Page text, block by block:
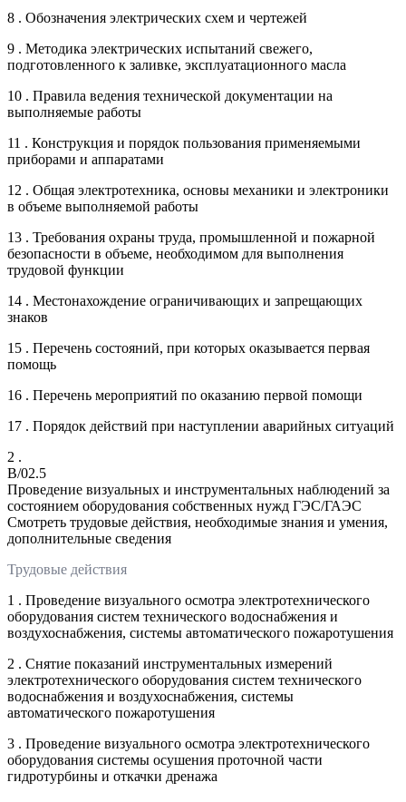
8 . Обозначения электрических схем и чертежей
9 . Методика электрических испытаний свежего,
подготовленного к заливке, эксплуатационного масла
10 . Правила ведения технической документации на
выполняемые работы
11 . Конструкция и порядок пользования применяемыми
приборами и аппаратами
12 . Общая электротехника, основы механики и электроники
в объеме выполняемой работы
13 . Требования охраны труда, промышленной и пожарной
безопасности в объеме, необходимом для выполнения
трудовой функции
14 . Местонахождение ограничивающих и запрещающих
знаков
15 . Перечень состояний, при которых оказывается первая
помощь
16 . Перечень мероприятий по оказанию первой помощи
17 . Порядок действий при наступлении аварийных ситуаций
2 .
B/02.5
Проведение визуальных и инструментальных наблюдений за
состоянием оборудования собственных нужд ГЭС/ГАЭС
Смотреть трудовые действия, необходимые знания и умения,
дополнительные сведения
Трудовые действия
1 . Проведение визуального осмотра электротехнического
оборудования систем технического водоснабжения и
воздухоснабжения, системы автоматического пожаротушения
2 . Снятие показаний инструментальных измерений
электротехнического оборудования систем технического
водоснабжения и воздухоснабжения, системы
автоматического пожаротушения
3 . Проведение визуального осмотра электротехнического
оборудования системы осушения проточной части
гидротурбины и откачки дренажа